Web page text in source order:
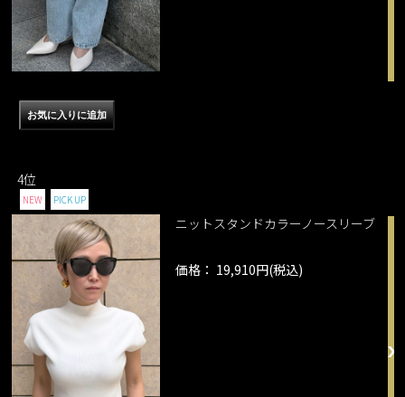
4位
NEW PICK UP
ニットスタンドカラーノースリーブ
価格： 19,910円(税込)